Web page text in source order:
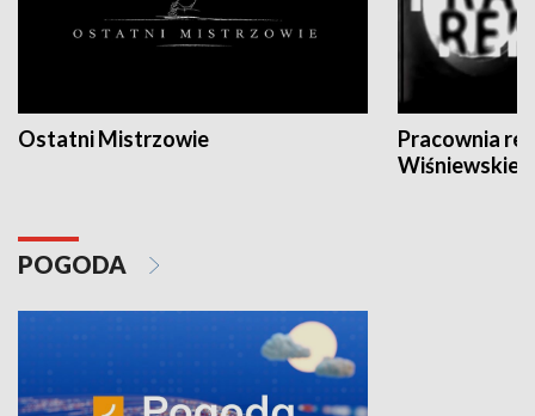
Ostatni Mistrzowie
Pracownia
POGODA